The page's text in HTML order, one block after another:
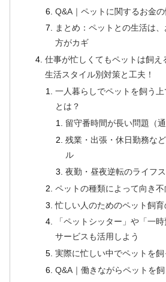
Q&A｜ペットに関するお金
まとめ：ペットとの生活は
方がカギ
仕事が忙しくてもペットは飼え
生活スタイル別対策と工夫！
一人暮らしでペットを飼う
とは？
留守番時間が長い問題（通
残業・出張・休日勤務な
ル
夜勤・昼夜逆転のライフ
ペットの種類によって向き不
忙しい人のためのペット飼育
「ペットシッター」や「一
サービスも活用しよう
実際に忙しい中でペットを
Q&A｜働きながらペットを